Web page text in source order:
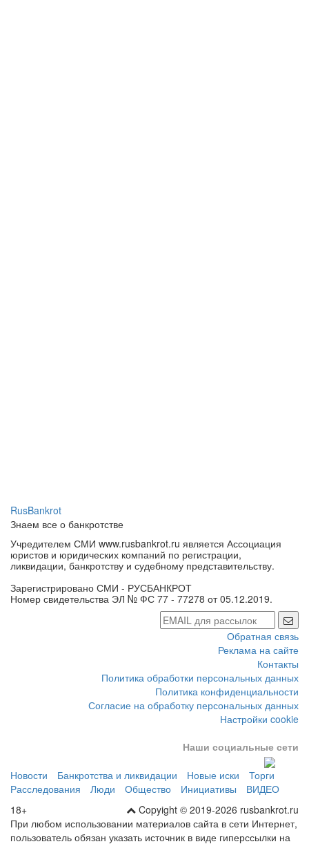
RusBankrot
Знаем все о банкротстве
Учредителем СМИ www.rusbankrot.ru является Ассоциация
юристов и юридических компаний по регистрации,
ликвидации, банкротству и судебному представительству.
Зарегистрировано СМИ - РУСБАНКРОТ
Номер свидетельства ЭЛ № ФС 77 - 77278 от 05.12.2019.
Обратная связь
Реклама на сайте
Контакты
Политика обработки персональных данных
Политика конфиденциальности
Согласие на обработку персональных данных
Настройки cookie
Наши социальные сети
Новости Банкротства и ликвидации Новые иски
Торги
Расследования
Люди Общество Инициативы
ВИДЕО
Copyight © 2019-2026 rusbankrot.ru
18+
При любом использовании материалов сайта в сети Интернет,
пользователь обязан указать источник в виде гиперссылки на